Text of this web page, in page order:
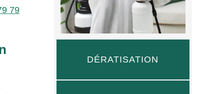
79
DÉRATISATION